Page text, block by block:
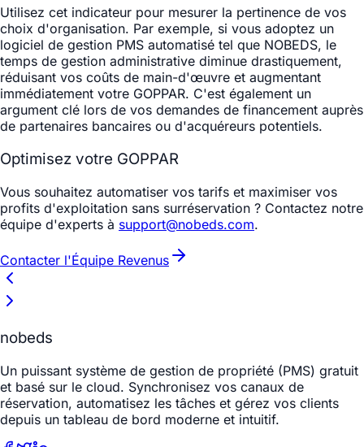
Utilisez cet indicateur pour mesurer la pertinence de vos
choix d'organisation. Par exemple, si vous adoptez un
logiciel de gestion PMS automatisé tel que NOBEDS, le
temps de gestion administrative diminue drastiquement,
réduisant vos coûts de main-d'œuvre et augmentant
immédiatement votre GOPPAR. C'est également un
argument clé lors de vos demandes de financement auprès
de partenaires bancaires ou d'acquéreurs potentiels.
Optimisez votre GOPPAR
Vous souhaitez automatiser vos tarifs et maximiser vos
profits d'exploitation sans surréservation ? Contactez notre
équipe d'experts à support@nobeds.com.
Contacter l'Équipe Revenus
nobeds
Un puissant système de gestion de propriété (PMS) gratuit
et basé sur le cloud. Synchronisez vos canaux de
réservation, automatisez les tâches et gérez vos clients
depuis un tableau de bord moderne et intuitif.